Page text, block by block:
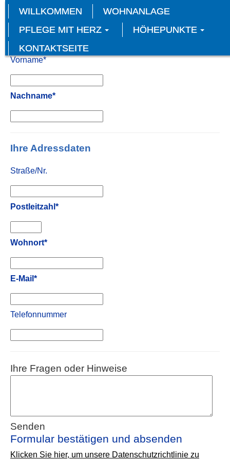
WILLKOMMEN
WOHNANLAGE
PFLEGE MIT HERZ
HÖHEPUNKTE
KONTAKTSEITE
Anrede*
Vorname*
Nachname*
Ihre Adressdaten
Straße/Nr.
Postleitzahl*
Wohnort*
E-Mail*
Telefonnummer
Ihre Fragen oder Hinweise
Senden
Formular bestätigen und absenden
Klicken Sie hier, um unsere Datenschutzrichtlinie zu